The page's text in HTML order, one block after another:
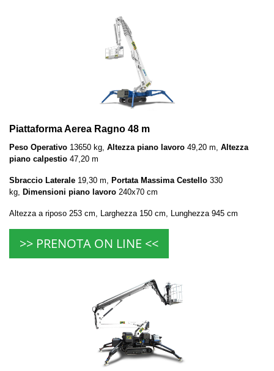
Piattaforma Aerea Ragno 48 m
Peso Operativo 13650 kg, Altezza piano lavoro 49,20 m, Altezza
piano calpestio 47,20 m
Sbraccio Laterale 19,30 m, Portata Massima Cestello 330
kg, Dimensioni piano lavoro 240x70 cm
Altezza a riposo 253 cm, Larghezza 150 cm, Lunghezza 945 cm
>> PRENOTA ON LINE <<